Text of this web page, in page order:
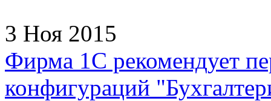
3 Ноя 2015
Фирма 1С рекомендует
конфигураций